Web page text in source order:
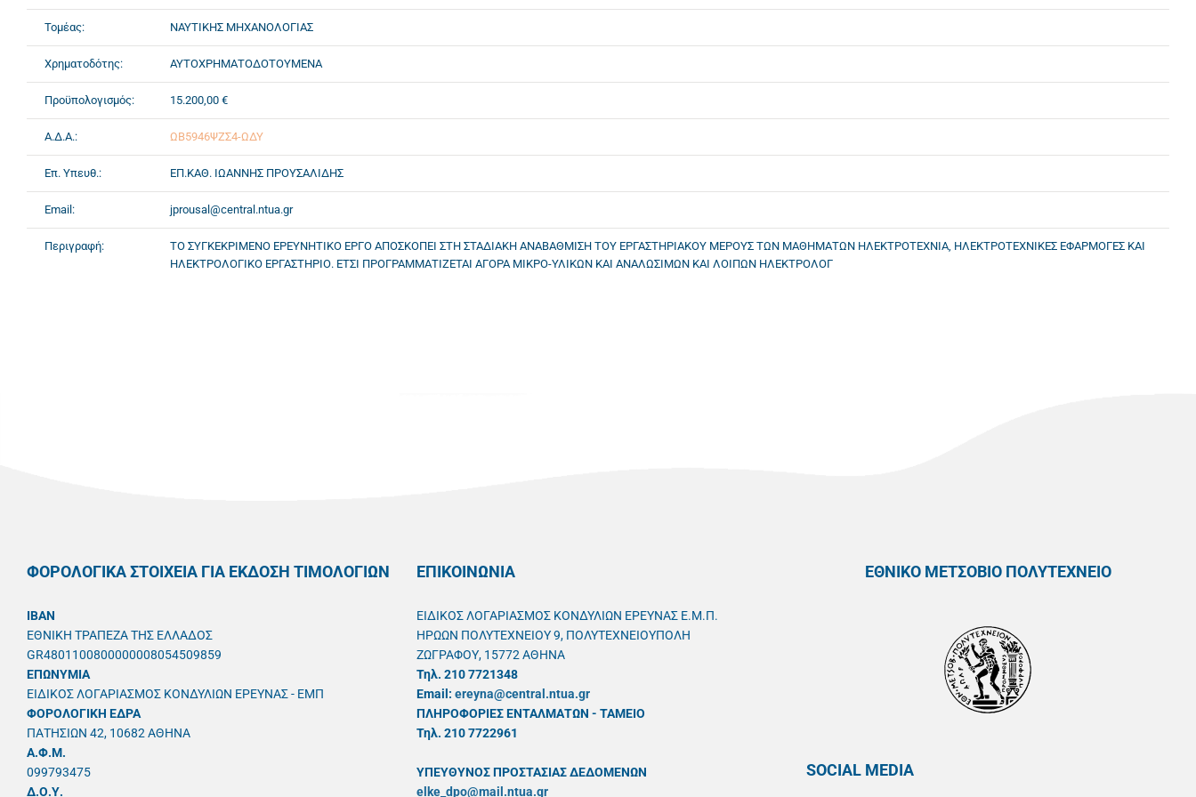
Τομέας: ΝΑΥΤΙΚΗΣ ΜΗΧΑΝΟΛΟΓΙΑΣ
Χρηματοδότης: ΑΥΤΟΧΡΗΜΑΤΟΔΟΤΟΥΜΕΝΑ
Προϋπολογισμός: 15.200,00 €
Α.Δ.Α.: ΩΒ5946ΨΖΣ4-ΩΔΥ
Επ. Υπευθ.: ΕΠ.ΚΑΘ. ΙΩΑΝΝΗΣ ΠΡΟΥΣΑΛΙΔΗΣ
Email: jprousal@central.ntua.gr
Περιγραφή:
ΤΟ ΣΥΓΚΕΚΡΙΜΕΝΟ ΕΡΕΥΝΗΤΙΚΟ ΕΡΓΟ ΑΠΟΣΚΟΠΕΙ ΣΤΗ ΣΤΑΔΙΑΚΗ ΑΝΑΒΑΘΜΙΣΗ ΤΟΥ ΕΡΓΑΣΤΗΡΙΑΚΟΥ ΜΕΡΟΥΣ ΤΩΝ ΜΑΘΗΜΑΤΩΝ ΗΛΕΚΤΡΟΤΕΧΝΙΑ, ΗΛΕΚΤΡΟΤΕΧΝΙΚΕΣ ΕΦΑΡΜΟΓΕΣ ΚΑΙ
ΗΛΕΚΤΡΟΛΟΓΙΚΟ ΕΡΓΑΣΤΗΡΙΟ. ΕΤΣΙ ΠΡΟΓΡΑΜΜΑΤΙΖΕΤΑΙ ΑΓΟΡΑ ΜΙΚΡΟ-ΥΛΙΚΩΝ ΚΑΙ ΑΝΑΛΩΣΙΜΩΝ ΚΑΙ ΛΟΙΠΩΝ ΗΛΕΚΤΡΟΛΟΓ
ΦΟΡΟΛΟΓΙΚΑ ΣΤΟΙΧΕΙΑ ΓΙΑ ΕΚΔΟΣΗ ΤΙΜΟΛΟΓΙΩΝ
IBAN
ΕΘΝΙΚΗ ΤΡΑΠΕΖΑ ΤΗΣ ΕΛΛΑΔΟΣ
GR4801100800000008054509859
ΕΠΩΝΥΜΙΑ
ΕΙΔΙΚΟΣ ΛΟΓΑΡΙΑΣΜΟΣ ΚΟΝΔΥΛΙΩΝ ΕΡΕΥΝΑΣ - ΕΜΠ
ΦΟΡΟΛΟΓΙΚΗ ΕΔΡΑ
ΠΑΤΗΣΙΩΝ 42, 10682 ΑΘΗΝΑ
A.Φ.Μ.
099793475
Δ.Ο.Υ.
ΕΠΙΚΟΙΝΩΝΙΑ
ΕΙΔΙΚΟΣ ΛΟΓΑΡΙΑΣΜΟΣ ΚΟΝΔΥΛΙΩΝ ΕΡΕΥΝΑΣ Ε.Μ.Π.
ΗΡΩΩΝ ΠΟΛΥΤΕΧΝΕΙΟΥ 9, ΠΟΛΥΤΕΧΝΕΙΟΥΠΟΛΗ
ΖΩΓΡΑΦΟΥ, 15772 ΑΘΗΝΑ
Τηλ. 210 7721348
Email: ereyna@central.ntua.gr
ΠΛΗΡΟΦΟΡΙΕΣ ΕΝΤΑΛΜΑΤΩΝ - ΤΑΜΕΙΟ
Τηλ. 210 7722961
ΥΠΕΥΘYΝΟΣ ΠΡΟΣΤΑΣΙΑΣ ΔΕΔΟΜΕΝΩΝ
elke_dpo@mail.ntua.gr
ΕΘΝΙΚΟ ΜΕΤΣΟΒΙΟ ΠΟΛΥΤΕΧΝΕΙΟ
SOCIAL MEDIA